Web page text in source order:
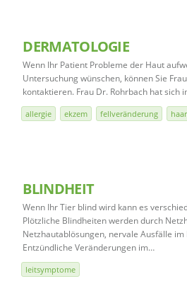
DERMATOLOGIE
Wenn Ihr Patient Probleme der Haut
Untersuchung wünschen, können Sie
kontaktieren. Frau Dr. Rohrbach hat sich
allergie ekzem fellveränderung
BLINDHEIT
Wenn Ihr Tier blind wird kann es
Plötzliche Blindheiten werden durch
Netzhautablösungen, nervale Ausfälle
Entzündliche Veränderungen im…
leitsymptome